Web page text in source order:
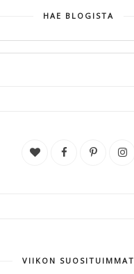
HAE BLOGISTA
VIIKON SUOSITUIMMAT